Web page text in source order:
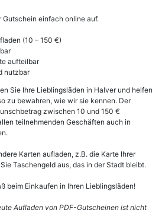
Gutschein einfach online auf.
(10 – 150 €)
aufteilbar
nutzbar
Sie Ihre Lieblingsläden in Halver und helfen
zu bewahren, wie wir sie kennen. Der
zwischen 10 und 150 €
teilnehmenden Geschäften auch in
Karten aufladen, z.B. die Karte Ihrer
Taschengeld aus, das in der Stadt bleibt.
beim Einkaufen in Ihren Lieblingsläden!
Aufladen von PDF-Gutscheinen ist nicht